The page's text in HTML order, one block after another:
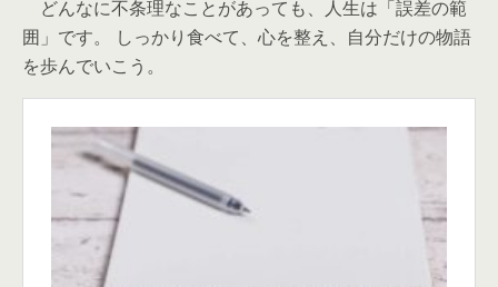
どんなに不条理なことがあっても、人生は「誤差の範
囲」です。 しっかり食べて、心を整え、自分だけの物語
を歩んでいこう。